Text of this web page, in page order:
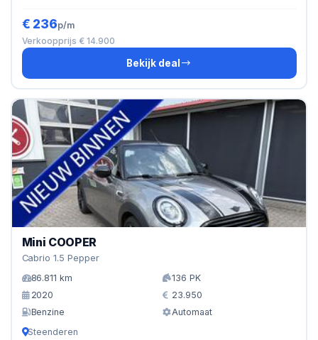
€ 236p/m
Verkoopprijs € 14.900
Bekijk deal
Mini COOPER
Cabrio 1.5 Pepper
86.811 km
136 PK
2020
23.950
Benzine
Automaat
Steenderen